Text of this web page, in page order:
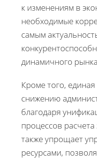
к изменениям в
необходимые
самым
динамичного
Кроме того,
снижению
благодаря
процессов
также упрощает
ресурсами,